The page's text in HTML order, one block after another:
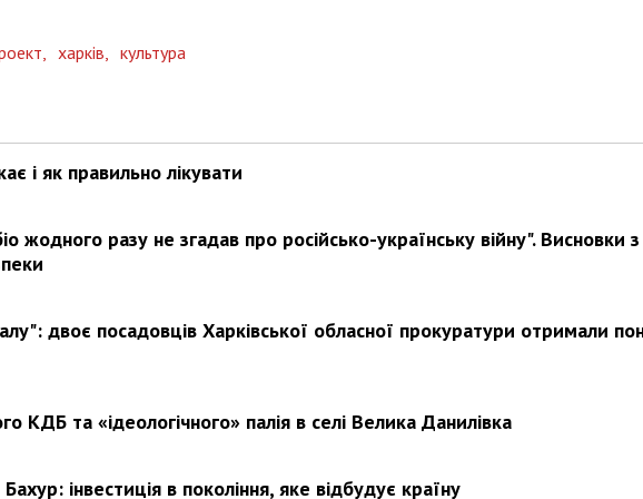
харків, культура
і як правильно лікувати
жодного разу не згадав про російсько-українську війну". Висновки з
двоє посадовців Харківської обласної прокуратури отримали
КДБ та «ідеологічного» палія в селі Велика Данилівка
інвестиція в покоління, яке відбудує країну